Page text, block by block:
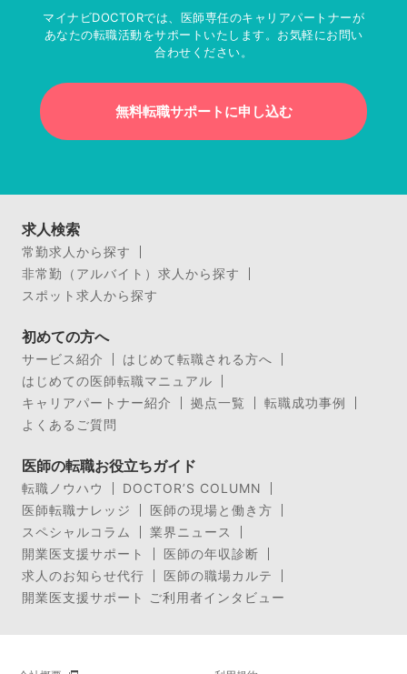
マイナビDOCTORでは、医師専任のキャリアパートナーが
あなたの転職活動をサポートいたします。お気軽にお問い
合わせください。
無料転職サポートに申し込む
求人検索
常勤求人から探す
非常勤（アルバイト）求人から探す
スポット求人から探す
初めての方へ
サービス紹介
はじめて転職される方へ
はじめての医師転職マニュアル
キャリアパートナー紹介
拠点一覧
転職成功事例
よくあるご質問
医師の転職お役立ちガイド
転職ノウハウ
DOCTOR’S COLUMN
医師転職ナレッジ
医師の現場と働き方
スペシャルコラム
業界ニュース
開業医支援サポート
医師の年収診断
求人のお知らせ代行
医師の職場カルテ
開業医支援サポート ご利用者インタビュー